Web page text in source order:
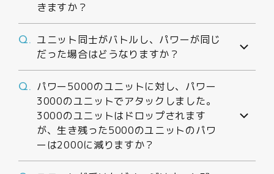
きますか？
Q. ユニット同士がバトルし、パワーが同じ
だった場合はどうなりますか？
Q. パワー5000のユニットに対し、パワー
3000のユニットでアタックしました。
3000のユニットはドロップされます
が、生き残った5000のユニットのパワ
ーは2000に減りますか？